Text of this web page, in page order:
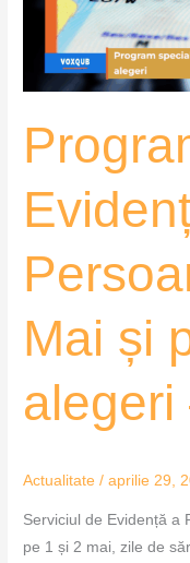
Mai și
alegeri
Actualitate /aprilie 29,
Serviciul de Evidență a
pe 1 și 2 mai, zile de
alegeri